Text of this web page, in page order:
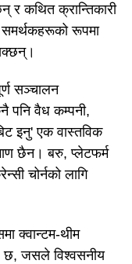
र कथित क्रान्तिकारी
समर्थकहरूको रूपमा
सञ्चालन
पनि वैध कम्पनी,
इनु' एक वास्तविक
छैन। बरु, प्लेटफर्म
चोर्नको लागि
क्वान्टम-थीम
छ, जसले विश्वसनीय